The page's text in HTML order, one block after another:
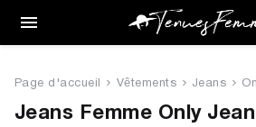
Femme
Vêtements
Page d'accueil Vêtements Jeans
Jeans Femme Only